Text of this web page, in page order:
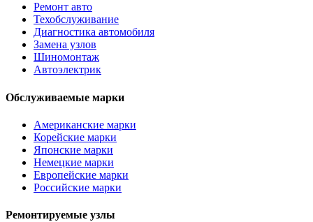
Ремонт авто
Техобслуживание
Диагностика автомобиля
Замена узлов
Шиномонтаж
Автоэлектрик
Обслуживаемые марки
Американские марки
Корейские марки
Японские марки
Немецкие марки
Европейские марки
Российские марки
Ремонтируемые узлы